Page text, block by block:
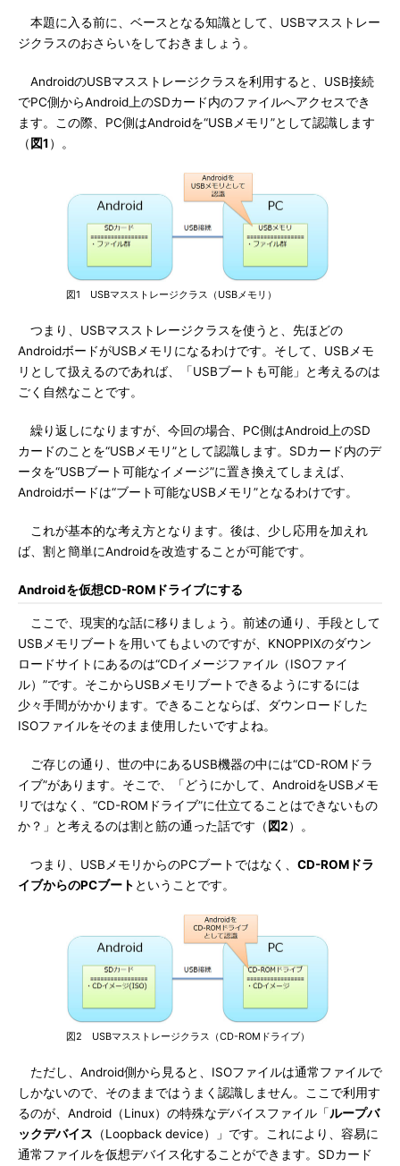
本題に入る前に、ベースとなる知識として、USBマスストレー
ジクラスのおさらいをしておきましょう。
AndroidのUSBマスストレージクラスを利用すると、USB接続
でPC側からAndroid上のSDカード内のファイルへアクセスでき
ます。この際、PC側はAndroidを“USBメモリ”として認識します
（ 図1 ）。
図1 USBマスストレージクラス（USBメモリ）
つまり、USBマスストレージクラスを使うと、先ほどの
AndroidボードがUSBメモリになるわけです。そして、USBメモ
リとして扱えるのであれば、「USBブートも可能」と考えるのは
ごく自然なことです。
繰り返しになりますが、今回の場合、PC側はAndroid上のSD
カードのことを“USBメモリ”として認識します。SDカード内のデ
ータを“USBブート可能なイメージ”に置き換えてしまえば、
Androidボードは“ブート可能なUSBメモリ”となるわけです。
これが基本的な考え方となります。後は、少し応用を加えれ
ば、割と簡単にAndroidを改造することが可能です。
Androidを仮想CD-ROMドライブにする
ここで、現実的な話に移りましょう。前述の通り、手段として
USBメモリブートを用いてもよいのですが、KNOPPIXのダウン
ロードサイトにあるのは“CDイメージファイル（ISOファイ
ル）”です。そこからUSBメモリブートできるようにするには
少々手間がかかります。できることならば、ダウンロードした
ISOファイルをそのまま使用したいですよね。
ご存じの通り、世の中にあるUSB機器の中には“CD-ROMドラ
イブ”があります。そこで、「どうにかして、AndroidをUSBメモ
リではなく、“CD-ROMドライブ”に仕立てることはできないもの
か？」と考えるのは割と筋の通った話です（ 図2）。
つまり、USBメモリからのPCブートではなく、 CD-ROMドラ
イブからのPCブート ということです。
図2 USBマスストレージクラス（CD-ROMドライブ）
ただし、Android側から見ると、ISOファイルは通常ファイルで
しかないので、そのままではうまく認識しません。ここで利用す
るのが、Android（Linux）の特殊なデバイスファイル「ループバ
ックデバイス （Loopback device）」です。これにより、容易に
通常ファイルを仮想デバイス化することができます。SDカード